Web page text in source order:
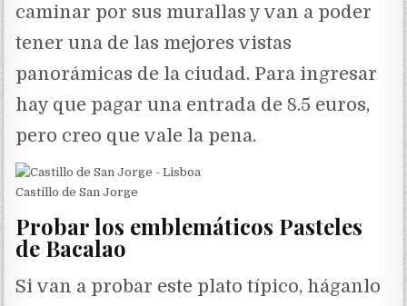
caminar por sus murallas y van a poder
tener una de las mejores vistas
panorámicas de la ciudad. Para ingresar
hay que pagar una entrada de 8.5 euros,
pero creo que vale la pena.
Castillo de San Jorge
Probar los emblemáticos Pasteles
de Bacalao
Si van a probar este plato típico, háganlo